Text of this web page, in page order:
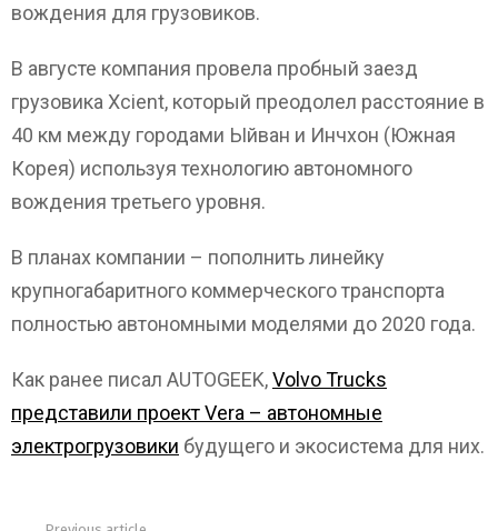
вождения для грузовиков.
В августе компания провела пробный заезд
грузовика Xcient, который преодолел расстояние в
40 км между городами Ыйван и Инчхон (Южная
Корея) используя технологию автономного
вождения третьего уровня.
В планах компании – пополнить линейку
крупногабаритного коммерческого транспорта
полностью автономными моделями до 2020 года.
Как ранее писал AUTOGEEK,Volvo Trucks
представили проект Vera – автономные
электрогрузовики будущего и экосистема для них.